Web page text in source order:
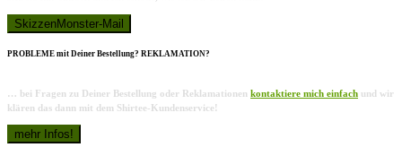
PROBLEME mit Deiner Bestellung? REKLAMATION?
… bei Fragen zu Deiner Bestellung oder Reklamationen kontaktiere mich einfach und wir
klären das dann mit dem Shirtee-Kundenservice!